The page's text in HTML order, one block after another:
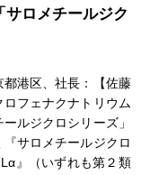
サロメチールジク
港区、社長：【佐藤
フェナクナトリウム
ルジクロシリーズ」
サロメチールジクロ
』（いずれも第２類